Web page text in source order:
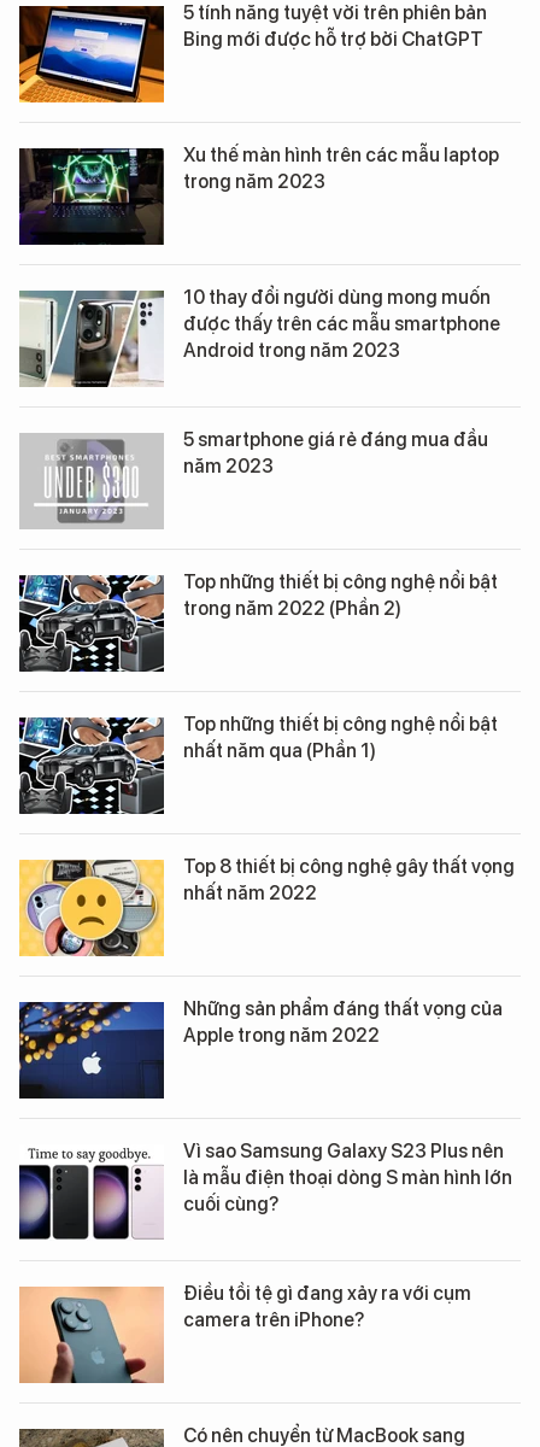
5 tính năng tuyệt vời trên phiên bản
Bing mới được hỗ trợ bởi ChatGPT
Xu thế màn hình trên các mẫu laptop
trong năm 2023
10 thay đổi người dùng mong muốn
được thấy trên các mẫu smartphone
Android trong năm 2023
5 smartphone giá rẻ đáng mua đầu
năm 2023
Top những thiết bị công nghệ nổi bật
trong năm 2022 (Phần 2)
Top những thiết bị công nghệ nổi bật
nhất năm qua (Phần 1)
Top 8 thiết bị công nghệ gây thất vọng
nhất năm 2022
Những sản phẩm đáng thất vọng của
Apple trong năm 2022
Vì sao Samsung Galaxy S23 Plus nên
là mẫu điện thoại dòng S màn hình lớn
cuối cùng?
Điều tồi tệ gì đang xảy ra với cụm
camera trên iPhone?
Có nên chuyển từ MacBook sang